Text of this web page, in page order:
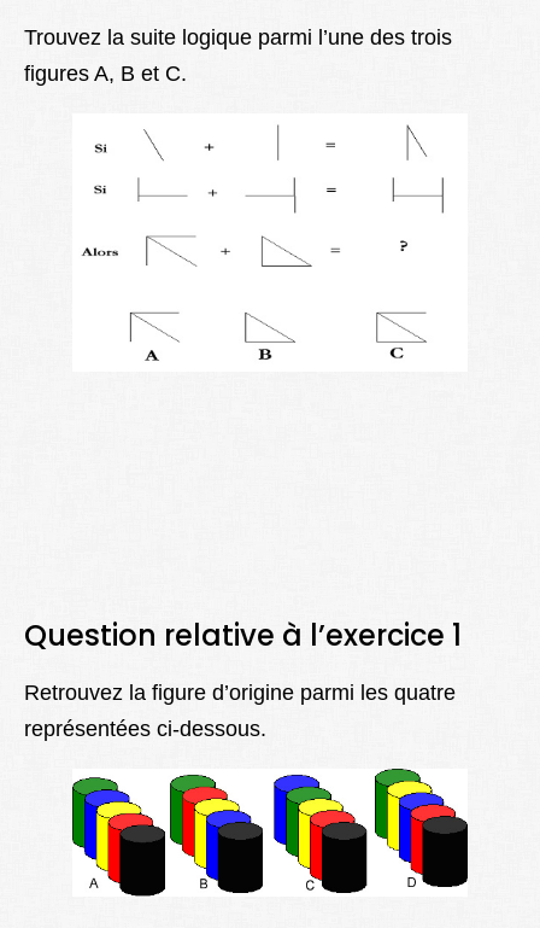
Trouvez la suite logique parmi l’une des trois
figures A, B et C.
Question relative à l’exercice 1
Retrouvez la figure d’origine parmi les quatre
représentées ci-dessous.